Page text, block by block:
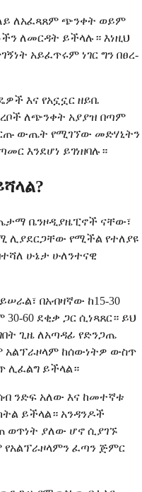
ለአፈጻጸም ጭንቀት ወይም
ለመርዳት ይችላሉ። እነዚህ
አይፈጥሩም ነገር ግን በፀረ-
እና የአኗኗር ዘይቤ
ለጭንቀት አያያዝ በጣም
ውጤት የሚገኘው መድሃኒትን
እንደሆነ ይገነዘባሉ።
ቤንዞዲያዜፒኖች ናቸው፣
ሊያደርጋቸው የሚችል የተለያዩ
ሁኔታ ሁለንተናዊ
በአብዛኛው ከ15-30
60 ደቂቃ ጋር ሲነጻጸር። ይህ
ጊዜ ለአጣዳፊ የድንጋጤ
አልፕራዞላም ከሰውነትዎ ውስጥ
ሊፈልግ ይችላል።
ንድፍ አለው እና ከመተኛቱ
ይችላል። አንዳንዶች
ወጥነት ያለው ሆኖ ሲያገኙ
ፈጣን ጅምር